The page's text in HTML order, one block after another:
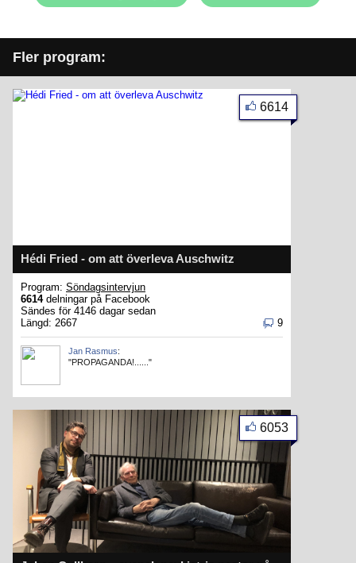
Fler program:
Hédi Fried - om att överleva Auschwitz
6614
Program: Söndagsintervjun
6614delningar på Facebook
Sändes för 4146 dagar sedan
Längd: 2667
9
Jan Rasmus:
"PROPAGANDA!......"
6053